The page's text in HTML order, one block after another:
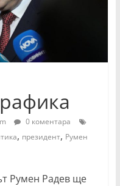
0 коментара
, президент, Румен
Румен Радев ще